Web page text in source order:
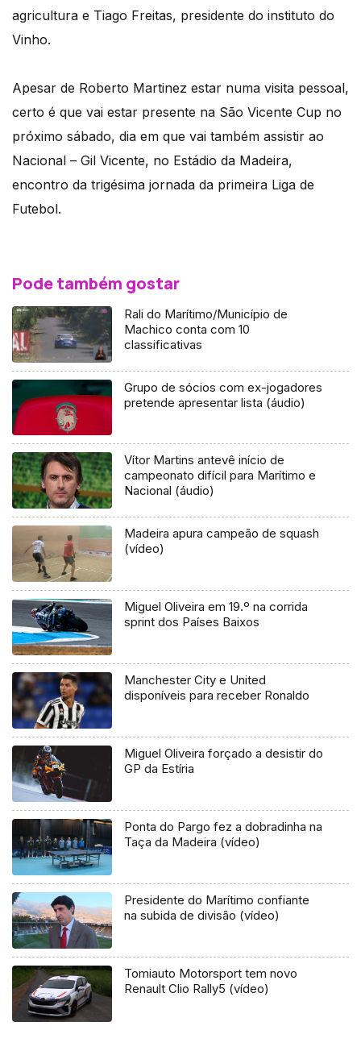
agricultura e Tiago Freitas, presidente do instituto do
Vinho.
Apesar de Roberto Martinez estar numa visita pessoal,
certo é que vai estar presente na São Vicente Cup no
próximo sábado, dia em que vai também assistir ao
Nacional – Gil Vicente, no Estádio da Madeira,
encontro da trigésima jornada da primeira Liga de
Futebol.
Pode também gostar
Rali do Marítimo/Município de
Machico conta com 10
classificativas
Grupo de sócios com ex-jogadores
pretende apresentar lista (áudio)
Vítor Martins antevê início de
campeonato difícil para Marítimo e
Nacional (áudio)
Madeira apura campeão de squash
(vídeo)
Miguel Oliveira em 19.º na corrida
sprint dos Países Baixos
Manchester City e United
disponíveis para receber Ronaldo
Miguel Oliveira forçado a desistir do
GP da Estíria
Ponta do Pargo fez a dobradinha na
Taça da Madeira (vídeo)
Presidente do Marítimo confiante
na subida de divisão (vídeo)
Tomiauto Motorsport tem novo
Renault Clio Rally5 (vídeo)